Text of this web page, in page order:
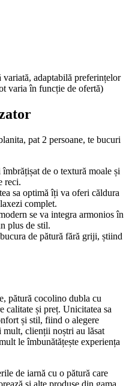
variată, adaptabilă preferințelor
varia în funcție de ofertă)
pat 2 persoane, te bucuri
de o textură moale și
reci.
sa optimă îți va oferi căldura
complet.
se va integra armonios în
plus de stil.
de pătură fără griji, știind
pătură cocolino dubla cu
calitate și preț. Unicitatea sa
și stil, fiind o alegere
clienții noștri au lăsat
le îmbunătățește experiența
de iarnă cu o pătură care
și alte produse din gama